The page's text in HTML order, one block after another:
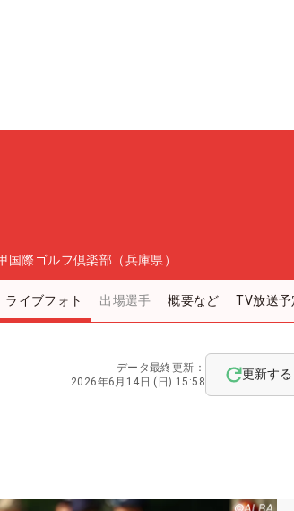
国際ゴルフ倶楽部（兵庫県）
ライブフォト 出場選手 概要など TV放送予
データ最終更新：
2026年6月14日 (日) 15:58
更新する